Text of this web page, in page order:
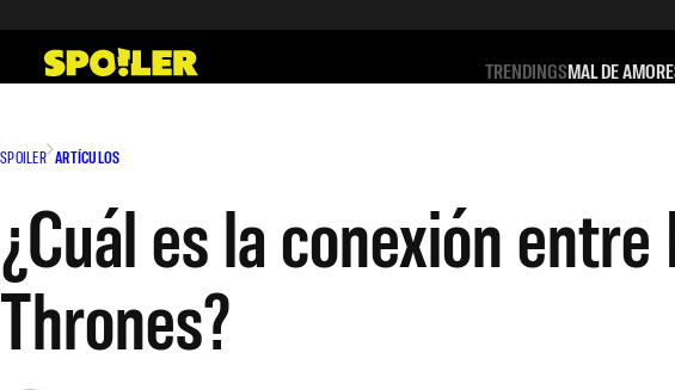
contenido
TRENDINGSMAL DE
SPOILER ARTÍCULOS
¿Cuál es la conexión
Thrones?